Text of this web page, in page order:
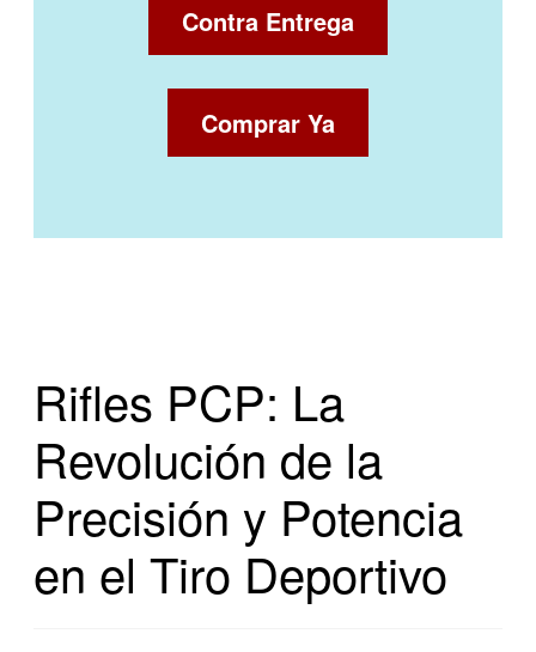
Contra Entrega
Comprar Ya
Rifles PCP: La
Revolución de la
Precisión y Potencia
en el Tiro Deportivo